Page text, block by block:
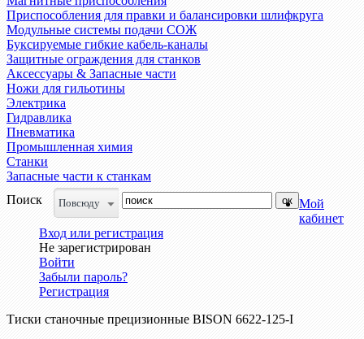
Приспособления для правки и балансировки шлифкруга
Модульные системы подачи СОЖ
Буксируемые гибкие кабель-каналы
Защитные ограждения для станков
Аксессуары & Запасные части
Ножи для гильотины
Электрика
Гидравлика
Пневматика
Промышленная химия
Станки
Запасные части к станкам
Поиск
Повсюду
Мой
кабинет
Вход или регистрация
Не зарегистрирован
Войти
Забыли пароль?
Регистрация
Тиски станочные прецизионные BISON 6622-125-I